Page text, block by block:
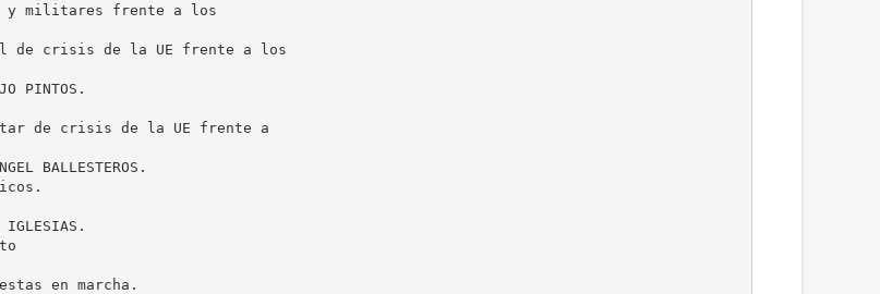
y militares frente a los
de crisis de la UE frente a los
PINTOS.
de crisis de la UE frente a
BALLESTEROS.
en marcha.